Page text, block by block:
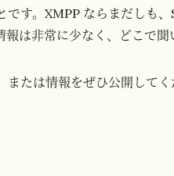
です。XMPP ならまだしも
は非常に少なく、どこで聞
たは情報をぜひ公開して